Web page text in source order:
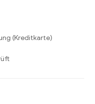
(Kreditkarte)